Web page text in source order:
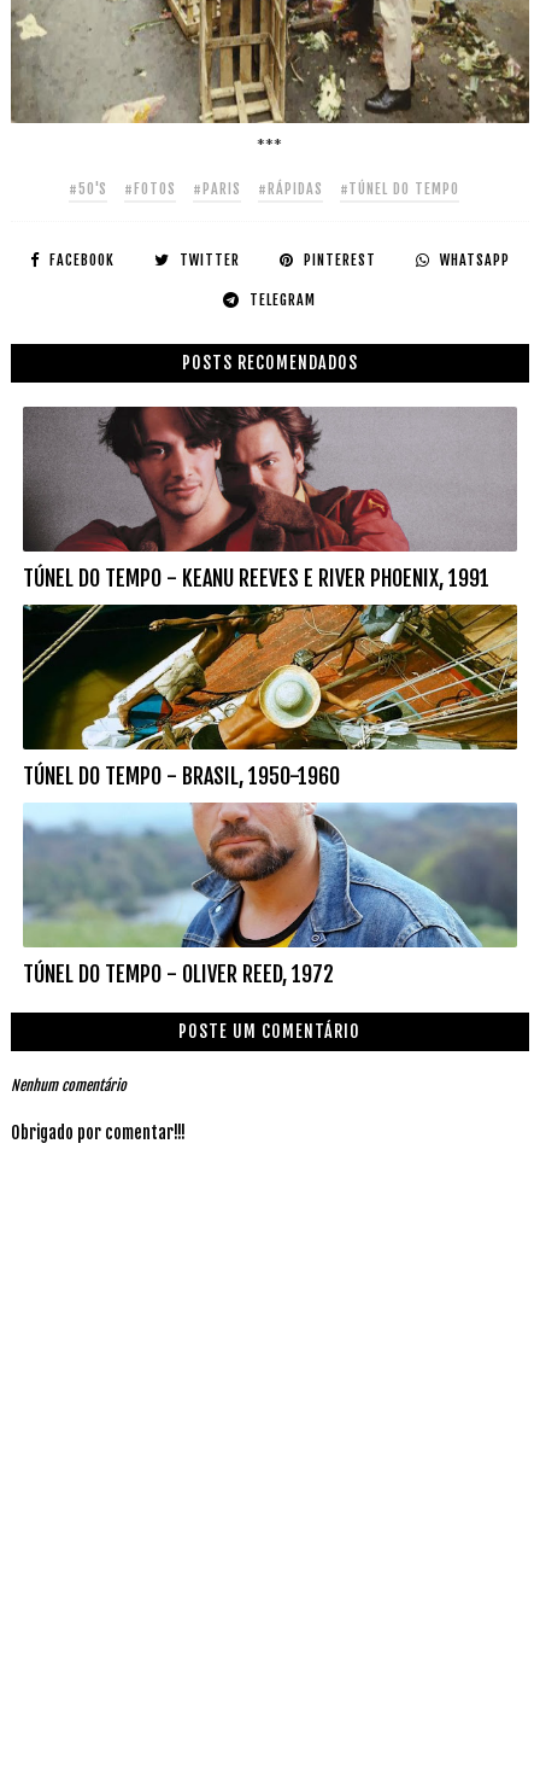
***
#50'S #FOTOS #PARIS #RÁPIDAS #TÚNEL DO TEMPO
FACEBOOK TWITTER PINTEREST WHATSAPP
TELEGRAM
POSTS RECOMENDADOS
TÚNEL DO TEMPO - KEANU REEVES E RIVER PHOENIX, 1991
TÚNEL DO TEMPO - BRASIL, 1950-1960
TÚNEL DO TEMPO - OLIVER REED, 1972
POSTE UM COMENTÁRIO
Nenhum comentário
Obrigado por comentar!!!